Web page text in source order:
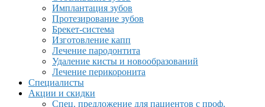
Имплантация зубов
Протезирование зубов
Брекет-система
Изготовление капп
Лечение пародонтита
Удаление кисты и новообразований
Лечение перикоронита
Специалисты
Акции и скидки
Спец. предложение для пациентов с проф.